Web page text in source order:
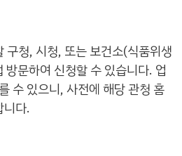
구청, 시청, 또는 보건소(식품위생
문하여 신청할 수 있습니다. 업
수 있으니, 사전에 해당 관청 홈
다.